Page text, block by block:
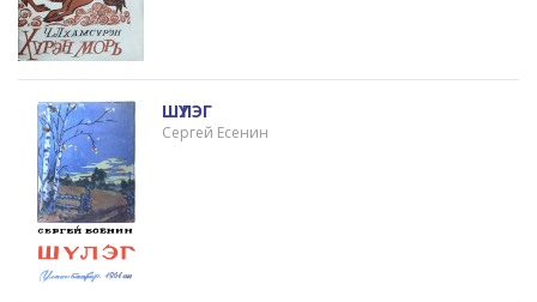
ШҮЛЭГ
Сергей Есенин